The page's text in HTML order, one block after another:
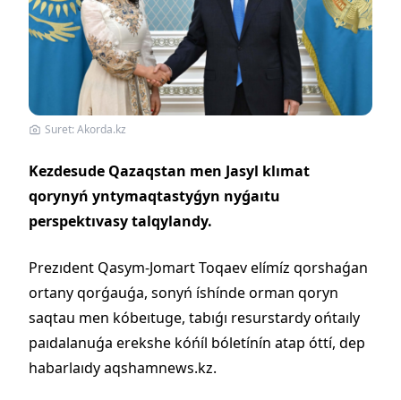
Suret: Akorda.kz
Kezdesude Qazaqstan men Jasyl klımat
qorynyń yntymaqtastyǵyn nyǵaıtu
perspektıvasy talqylandy.
Prezıdent Qasym-Jomart Toqaev elímíz qorshaǵan
ortany qorǵauǵa, sonyń íshínde orman qoryn
saqtau men kóbeıtuge, tabıǵı resurstardy ońtaıly
paıdalanuǵa erekshe kóńíl bóletínín atap óttí, dep
habarlaıdy aqshamnews.kz.